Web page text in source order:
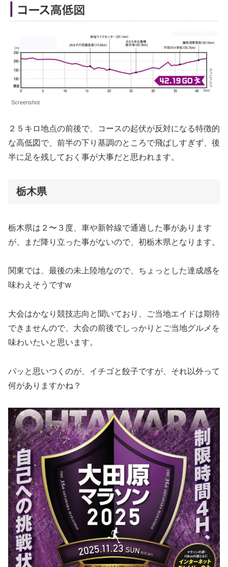
Screenshot
２５キロ地点の前後で、コースの起伏が反対になる特徴的
な高低図で、前半の下り基調のところで飛ばしすぎず、後
半に足を残しておく事が大事だと思われます。
栃木県
栃木県は２〜３度、車や新幹線で通過した事があります
が、まだ降り立った事がないので、初栃木県となります。
関東では、最後の未上陸地なので、ちょっとした達成感を
味わえそうですw
大会はかなり競技志向と聞いており、ご当地エイドは期待
できませんので、大会の前後でしっかりとご当地グルメを
味わいたいと思います。
パッと思いつくのが、イチゴと餃子ですが、それ以外って
何がありますかね？